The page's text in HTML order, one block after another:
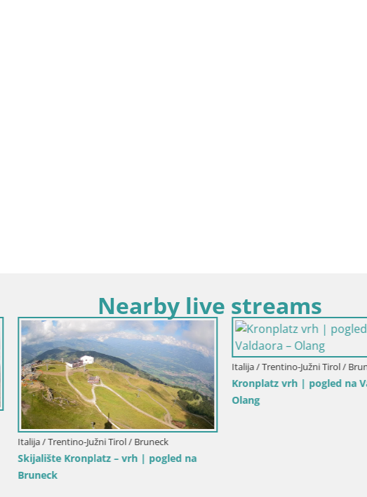
Nearby live streams
Italija / Trentino-Južni Tirol / Bruneck
Kronplatz vrh | pogled na Valdaora –
Olang